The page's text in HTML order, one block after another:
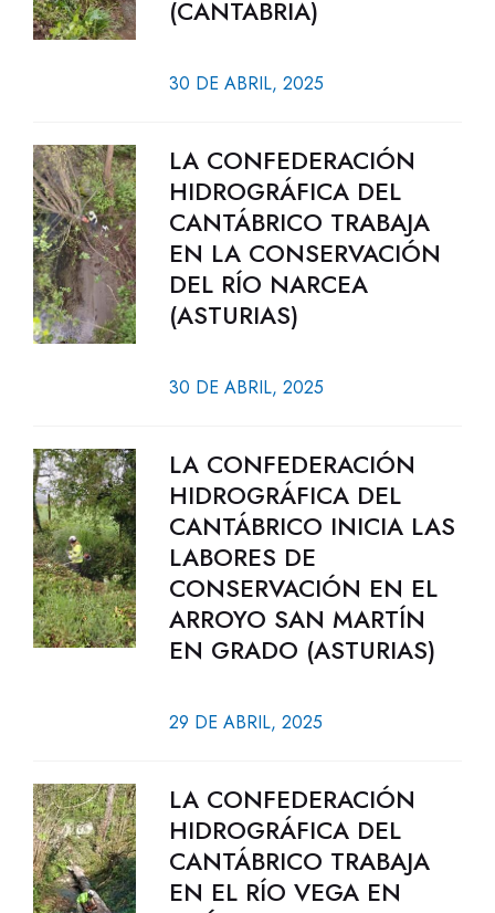
(CANTABRIA)
30 DE ABRIL, 2025
LA CONFEDERACIÓN
HIDROGRÁFICA DEL
CANTÁBRICO TRABAJA
EN LA CONSERVACIÓN
DEL RÍO NARCEA
(ASTURIAS)
30 DE ABRIL, 2025
LA CONFEDERACIÓN
HIDROGRÁFICA DEL
CANTÁBRICO INICIA LAS
LABORES DE
CONSERVACIÓN EN EL
ARROYO SAN MARTÍN
EN GRADO (ASTURIAS)
29 DE ABRIL, 2025
LA CONFEDERACIÓN
HIDROGRÁFICA DEL
CANTÁBRICO TRABAJA
EN EL RÍO VEGA EN